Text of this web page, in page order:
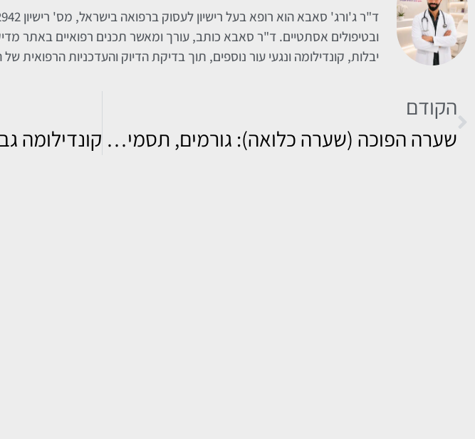
ובטיפולים אסתטיים. ד"ר סאבא כותב, עורך ומאשר תכנים רפואיים באתר
יבלות, קונדילומה ונגעי עור נוספים, תוך בדיקת הדיוק והעדכניות הרפואית
הקודם
שערה הפוכה (שערה כלואה): גורמים, תסמינים וטיפול מתקדם